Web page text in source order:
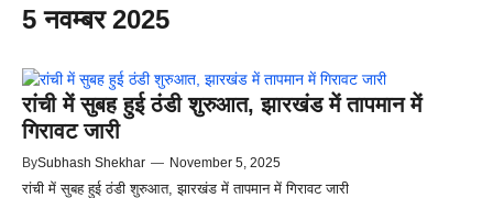
5 नवम्बर 2025
रांची में सुबह हुई ठंडी शुरुआत, झारखंड में तापमान में
गिरावट जारी
BySubhash Shekhar — November 5, 2025
रांची में सुबह हुई ठंडी शुरुआत, झारखंड में तापमान में गिरावट जारी